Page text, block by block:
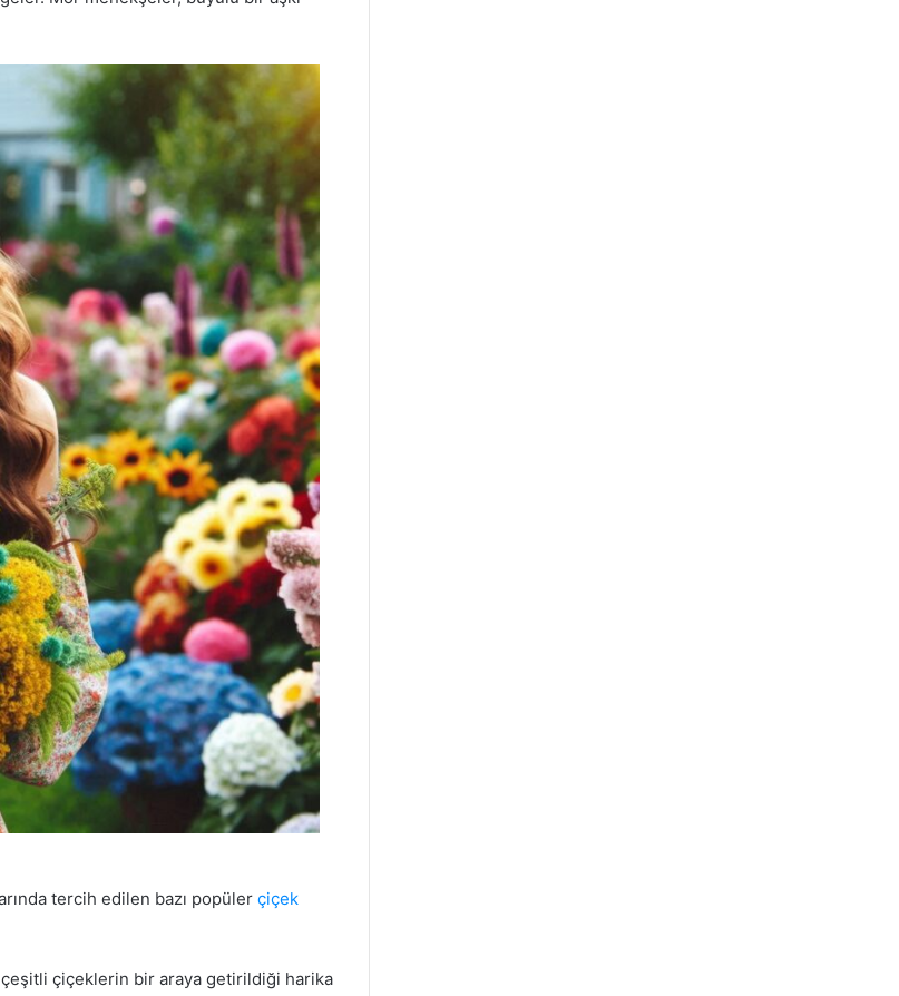
tercih edilen bazı popüler çiçek
çiçeklerin bir araya getirildiği harika